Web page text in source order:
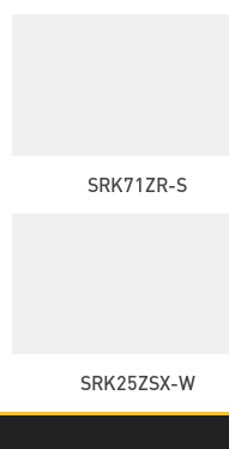
SRK71ZR-S
SRK25ZSX-W